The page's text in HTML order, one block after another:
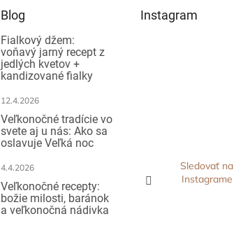
Blog
Fialkový džem:
voňavý jarný recept z
jedlých kvetov +
kandizované fialky
12.4.2026
Veľkonočné tradície vo
svete aj u nás: Ako sa
oslavuje Veľká noc
4.4.2026
Veľkonočné recepty:
božie milosti, baránok
a veľkonočná nádivka
Instagram
Sledovať na
Instagrame